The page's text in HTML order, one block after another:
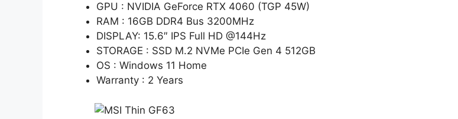
GPU : NVIDIA GeForce RTX 4060 (TGP 45W)
RAM : 16GB DDR4 Bus 3200MHz
DISPLAY: 15.6″ IPS Full HD @144Hz
STORAGE : SSD M.2 NVMe PCIe Gen 4 512GB
OS : Windows 11 Home
Warranty : 2 Years